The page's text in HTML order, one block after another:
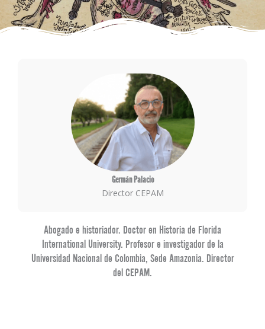
Germán Palacio
Director CEPAM
Abogado e historiador. Doctor en Historia de Florida
International University. Profesor e investigador de la
Universidad Nacional de Colombia, Sede Amazonia. Director
del CEPAM.